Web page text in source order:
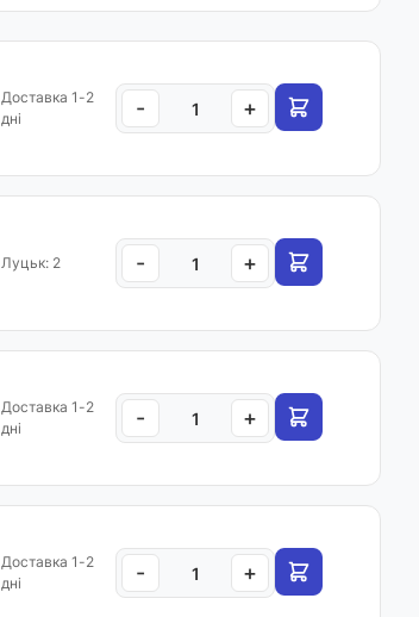
Доставка 1-2
дні
- +
Луцьк: 2 - +
Доставка 1-2
дні
- +
Доставка 1-2
дні
- +